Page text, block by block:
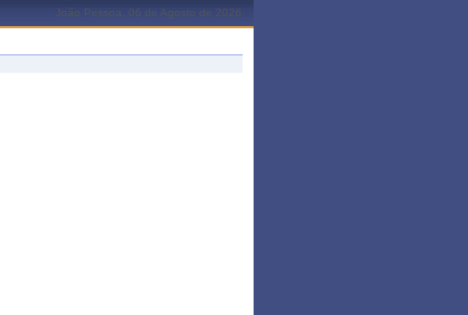
João Pessoa, 06 de Agosto de 2026